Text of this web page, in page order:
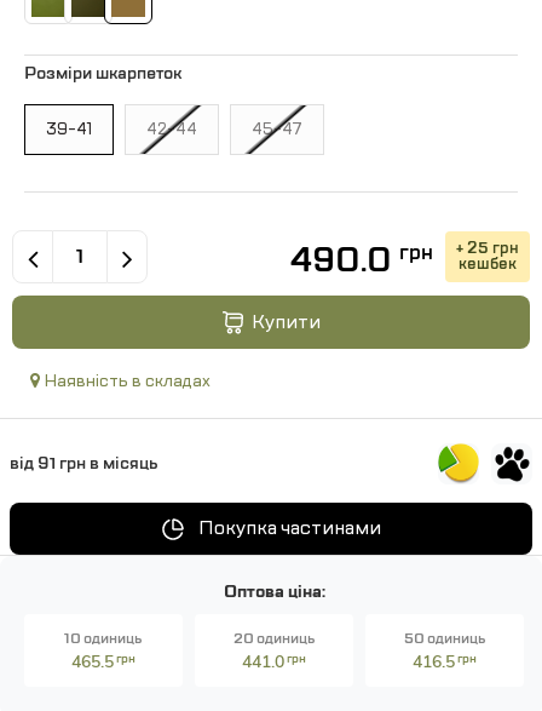
Розміри шкарпеток
39-41 42-44 45-47
490.0 грн + 25 грн
кешбек
Купити
Наявність в складах
від 91 грн в місяць
Покупка частинами
Оптова ціна:
10 одиниць
465.5грн
20 одиниць
441.0грн
50 одиниць
416.5грн